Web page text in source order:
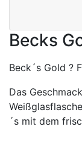
Becks
Beck´s Gold ?
Das
´s mit dem